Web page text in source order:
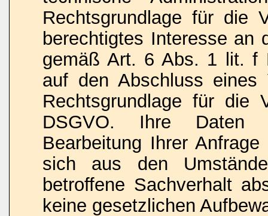
Rechtsgrundlage für die
berechtigtes Interesse an
gemäß Art. 6 Abs. 1 lit. f
auf den Abschluss
Rechtsgrundlage für
DSGVO. Ihre Daten
Bearbeitung Ihrer
sich aus den
betroffene Sachverhalt
keine gesetzlichen